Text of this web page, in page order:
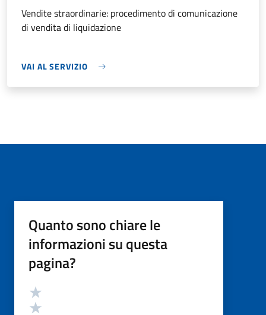
Vendite straordinarie: procedimento di comunicazione
di vendita di liquidazione
VAI AL SERVIZIO
Quanto sono chiare le
informazioni su questa
pagina?
Valutazione